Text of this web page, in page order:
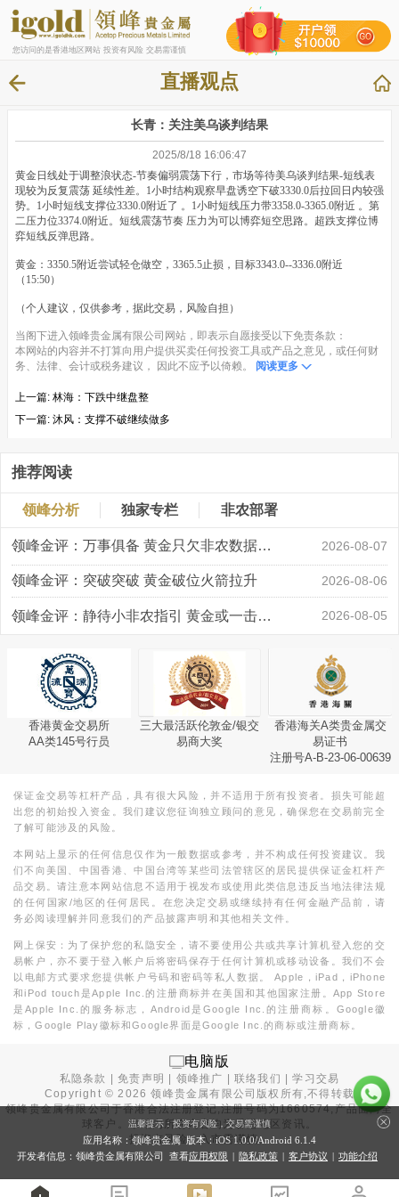
您访问的是香港地区网站 投资有风险 交易需谨慎
直播观点
长青：关注美乌谈判结果
2025/8/18 16:06:47
黄金日线处于调整浪状态-节奏偏弱震荡下行，市场等待美乌谈判结果-短线表
现较为反复震荡 延续性差。 1小时结构观察早盘诱空下破3330.0后拉回日内较强
势。 1小时短线支撑位3330.0附近了 。1小时短线压力带3358.0-3365.0附近 。第
二压力位3374.0附近。短线震荡节奏 压力为可以博弈短空思路。超跌支撑位博
弈短线反弹思路。
黄金：3350.5附近尝试轻仓做空，3365.5止损，目标3343.0--3336.0附近
（15:50）
（个人建议，仅供参考，据此交易，风险自担）
当阁下进入领峰贵金属有限公司网站，即表示自愿接受以下免责条款：
本网站的内容并不打算向用户提供买卖任何投资工具或产品之意见，或任何财
务、法律、会计或税务建议， 因此不应予以倚赖。
阅读更多
上一篇: 林海：下跌中继盘整
下一篇: 沐风：支撑不破继续做多
推荐阅读
领峰分析 独家专栏 非农部署
领峰金评：万事俱备 黄金只欠非农数据“东风” 2026-08-07
领峰金评：突破突破 黄金破位火箭拉升 2026-08-06
领峰金评：静待小非农指引 黄金或一击破局 2026-08-05
香港黄金交易所
AA类145号行员
三大最活跃伦敦金/银交
易商大奖
香港海关A类贵金属交
易证书
注册号A-B-23-06-00639
保证金交易等杠杆产品，具有很大风险，并不适用于所有投资者。损失可能超
出您的初始投入资金。我们建议您征询独立顾问的意见，确保您在交易前完全
了解可能涉及的风险。
本网站上显示的任何信息仅作为一般数据或参考，并不构成任何投资建议。我
们不向美国、中国香港、中国台湾等某些司法管辖区的居民提供保证金杠杆产
品交易。请注意本网站信息不适用于视发布或使用此类信息违反当地法律法规
的任何国家/地区的任何居民。在您决定交易或继续持有任何金融产品前，请
务必阅读理解并同意我们的产品披露声明和其他相关文件。
网上保安：为了保护您的私隐安全，请不要使用公共或共享计算机登入您的交
易帐户，亦不要于登入帐户后将密码保存于任何计算机或移动设备。我们不会
以电邮方式要求您提供帐户号码和密码等私人数据。 Apple，iPad，iPhone
和iPod touch是Apple Inc.的注册商标并在美国和其他国家注册。App Store
是Apple Inc.的服务标志，Android是Google Inc.的注册商标。Google徽
标，Google Play徽标和Google界面是Google Inc.的商标或注册商标。
电脑版
私隐条款 |免责声明 领峰推广 |联络我们 |学习交易
Copyright ©2026 领峰贵金属有限公司版权所有,不得转载
领峰贵金属有限公司于香港合法注册登记,注册号码为1660574,产品面向全
球客户。本站内所有内容均为香港地区资讯。
投资有风险，入市需谨慎。
温馨提示：投资有风险，交易需谨慎
应用名称：领峰贵金属 版本：iOS 1.0.0/Android 6.1.4
开发者信息：领峰贵金属有限公司 查看应用权限 | 隐私政策 | 客户协议 | 功能介绍